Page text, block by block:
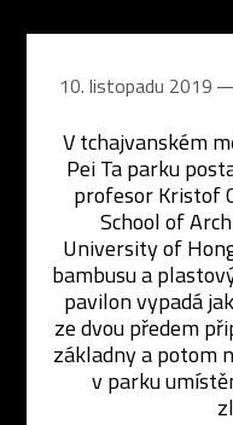
10. listopadu 2019
V tchajvanském
Pei Ta parku
profesor Kristof
School of
University of
bambusu a
pavilon vypadá
ze dvou předem
základny a potom
v parku